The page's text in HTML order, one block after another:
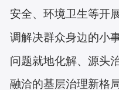
安全、环境卫生等开
调解决群众身边的小
问题就地化解、源头
融洽的基层治理新格局